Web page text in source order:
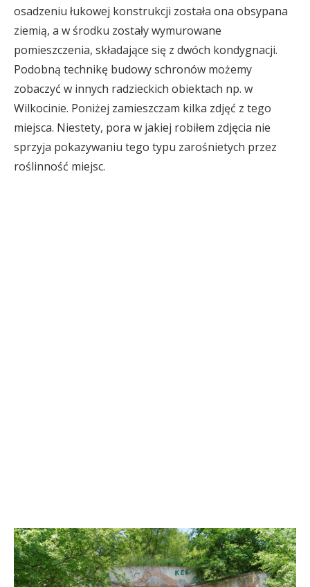
osadzeniu łukowej konstrukcji została ona obsypana
ziemią, a w środku zostały wymurowane
pomieszczenia, składające się z dwóch kondygnacji.
Podobną technikę budowy schronów możemy
zobaczyć w innych radzieckich obiektach np. w
Wilkocinie. Poniżej zamieszczam kilka zdjęć z tego
miejsca. Niestety, pora w jakiej robiłem zdjęcia nie
sprzyja pokazywaniu tego typu zarośnietych przez
roślinność miejsc.